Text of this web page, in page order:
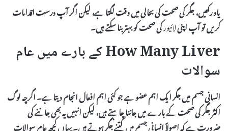
یاد رکھیں، جگر کی صحت کی بحالی میں وقت لگتا ہے، لیکن اگر آپ درست اقدامات
کریں تو آپ اپنیلائیورکی صحت کو بہتر بنا سکتے ہیں۔
How Many Liver کے بارے میں عام
سوالات
انسانی جسم میںجگرایک اہم عضو ہے جو کئی اہم افعال انجام دیتا ہے۔ اگرچہ لوگ
اکثر جگر کی صحت کے بارے میں جاننا چاہتے ہیں، لیکن انہیں یہ بھی جاننے کی
ضرورت ہے کہ اصولاً انسانی جسم میں کتنے جگر ہوتے ہیں۔ یہاں کچھ عام سوالات